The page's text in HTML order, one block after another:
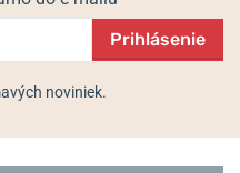
Prihlásenie
noviniek.